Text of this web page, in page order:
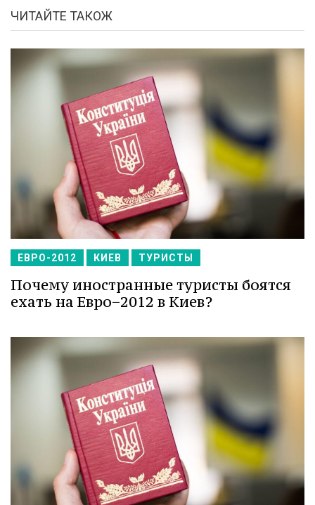
ЧИТАЙТЕ ТАКОЖ
ЕВРО-2012 КИЕВ ТУРИСТЫ
Почему иностранные туристы боятся
ехать на Евро−2012 в Киев?